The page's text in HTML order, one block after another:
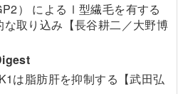
） によるⅠ型繊毛を有する
取り込み【長谷耕二／大野博
は脂肪肝を抑制する【武田弘